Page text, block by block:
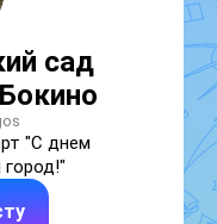
сад
"С днем